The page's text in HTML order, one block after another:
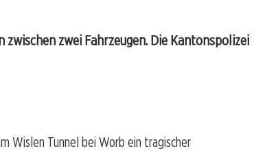
zwei Fahrzeugen. Die Kantonspolizei
Wislen Tunnel bei Worb ein tragischer